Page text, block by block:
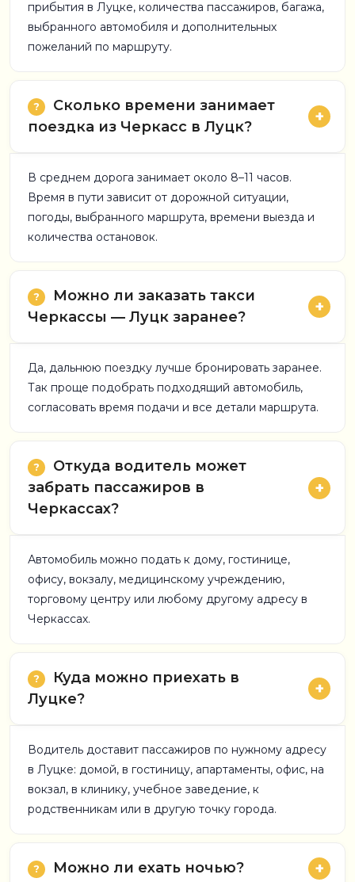
прибытия в Луцке, количества пассажиров, багажа,
выбранного автомобиля и дополнительных
пожеланий по маршруту.
Сколько времени занимает
поездка из Черкасс в Луцк?
В среднем дорога занимает около 8–11 часов.
Время в пути зависит от дорожной ситуации,
погоды, выбранного маршрута, времени выезда и
количества остановок.
Можно ли заказать такси
Черкассы — Луцк заранее?
Да, дальнюю поездку лучше бронировать заранее.
Так проще подобрать подходящий автомобиль,
согласовать время подачи и все детали маршрута.
Откуда водитель может
забрать пассажиров в
Черкассах?
Автомобиль можно подать к дому, гостинице,
офису, вокзалу, медицинскому учреждению,
торговому центру или любому другому адресу в
Черкассах.
Куда можно приехать в
Луцке?
Водитель доставит пассажиров по нужному адресу
в Луцке: домой, в гостиницу, апартаменты, офис, на
вокзал, в клинику, учебное заведение, к
родственникам или в другую точку города.
Можно ли ехать ночью?